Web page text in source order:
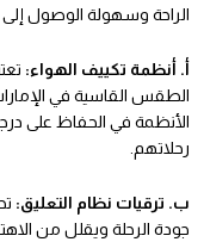
الراحة وسهولة الوصول
أ. أنظمة تكييف الهواء:
الطقس القاسية في
الأنظمة في الحفاظ على
رحلاتهم.
ب. ترقيات نظام التعليق:
جودة الرحلة ويقلل من